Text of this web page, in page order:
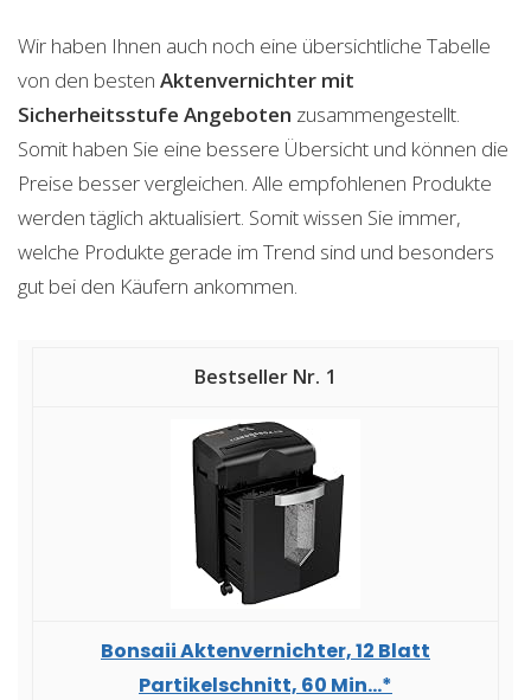
Wir haben Ihnen auch noch eine übersichtliche Tabelle
von den besten Aktenvernichter mit
Sicherheitsstufe Angeboten zusammengestellt.
Somit haben Sie eine bessere Übersicht und können die
Preise besser vergleichen. Alle empfohlenen Produkte
werden täglich aktualisiert. Somit wissen Sie immer,
welche Produkte gerade im Trend sind und besonders
gut bei den Käufern ankommen.
1
Bonsaii Aktenvernichter, 12 Blatt
Partikelschnitt, 60 Min...*